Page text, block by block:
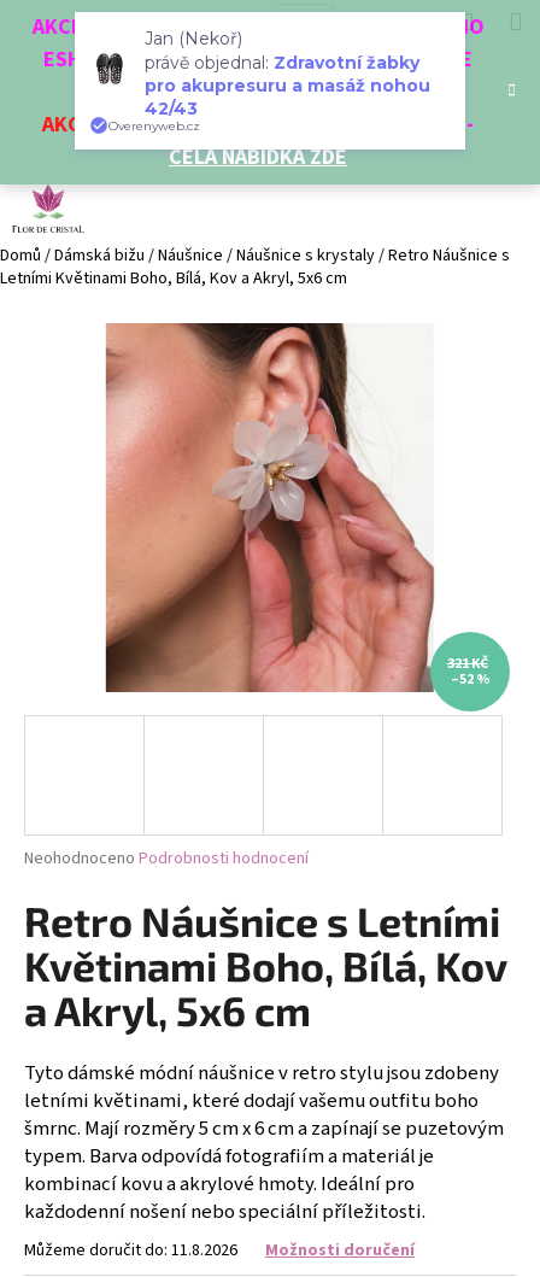
AKCE 3 + 1 ZDARMA. NAKUPTE 4 VĚCI Z NAŠEHO
ESHOPU A ČTVRTÝ NEJLEVNĚJŠÍ DOSTANETE
ZDARMA!
AKCENA VYBRANÉ VÝROBKY
-
CELÁ NABÍDKA ZDE
HledatPřihlášení
Domů /Dámská bižu /Náušnice /Náušnice s krystaly/Retro Náušnice s
Letními Květinami Boho, Bílá, Kov a Akryl, 5x6 cm
Průměrné
produktu
je
0,0
hvězdiček.
Neohodnoceno Podrobnosti hodnocení
Retro Náušnice s Letními
Květinami Boho, Bílá, Kov
a Akryl, 5x6 cm
Tyto dámské módní náušnice v retro stylu jsou zdobeny
letními květinami, které dodají vašemu outfitu boho
šmrnc. Mají rozměry 5 cm x 6 cm a zapínají se puzetovým
typem. Barva odpovídá fotografiím a materiál je
kombinací kovu a akrylové hmoty. Ideální pro
každodenní nošení nebo speciální příležitosti.
Můžeme doručit do: 11.8.2026 Možnosti doručení
321 KČ
–52 %
Zpět
Zpět
p
o
t
ř
D
o
p
o
r
č
u
j
e
m
e
Jan (Nekoř)
právě objednal: Zdravotní žabky
pro akupresuru a masáž nohou
42/43
Overenyweb.cz